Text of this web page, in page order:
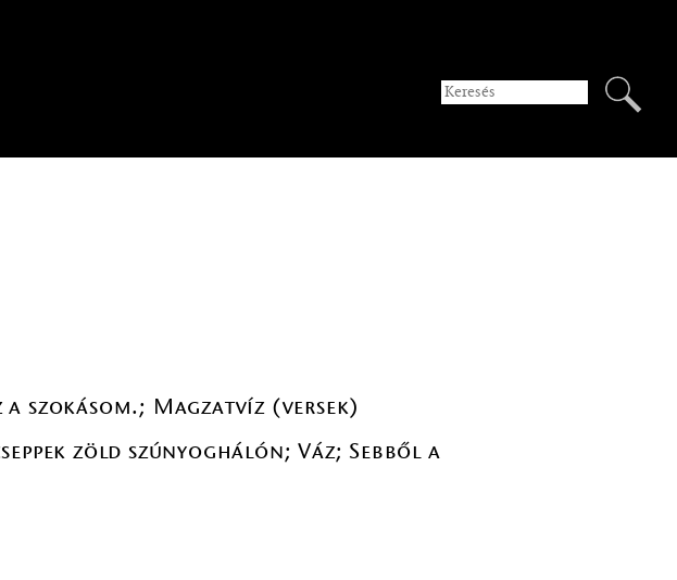
szokásom.; Magzatvíz (versek)
zöld szúnyoghálón; Váz; Sebből a